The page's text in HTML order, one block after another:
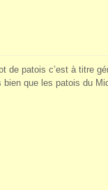
de patois c’est à titre
que les patois du